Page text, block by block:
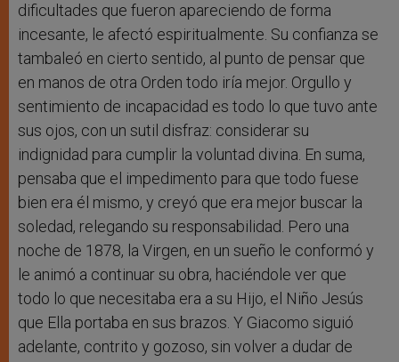
dificultades que fueron apareciendo de forma
incesante, le afectó espiritualmente. Su confianza se
tambaleó en cierto sentido, al punto de pensar que
en manos de otra Orden todo iría mejor. Orgullo y
sentimiento de incapacidad es todo lo que tuvo ante
sus ojos, con un sutil disfraz: considerar su
indignidad para cumplir la voluntad divina. En suma,
pensaba que el impedimento para que todo fuese
bien era él mismo, y creyó que era mejor buscar la
soledad, relegando su responsabilidad. Pero una
noche de 1878, la Virgen, en un sueño le conformó y
le animó a continuar su obra, haciéndole ver que
todo lo que necesitaba era a su Hijo, el Niño Jesús
que Ella portaba en sus brazos. Y Giacomo siguió
adelante, contrito y gozoso, sin volver a dudar de